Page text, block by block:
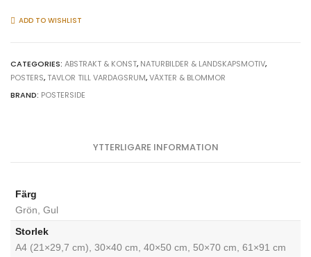
-
quantity
ADD TO WISHLIST
CATEGORIES: ABSTRAKT & KONST, NATURBILDER & LANDSKAPSMOTIV,
POSTERS, TAVLOR TILL VARDAGSRUM,VÄXTER & BLOMMOR
BRAND: POSTERSIDE
YTTERLIGARE INFORMATION
Färg
Grön, Gul
Storlek
A4 (21×29,7 cm), 30×40 cm, 40×50 cm, 50×70 cm, 61×91 cm